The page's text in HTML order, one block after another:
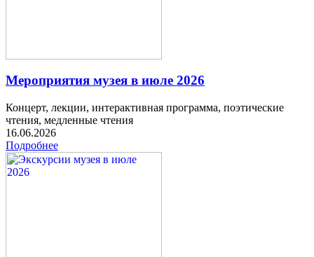
Мероприятия музея в июле 2026
Концерт, лекции, интерактивная программа, поэтические
чтения, медленные чтения
16.06.2026
Подробнее